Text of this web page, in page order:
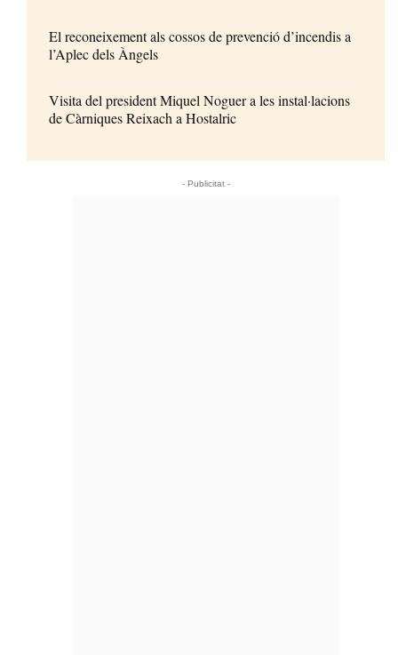
El reconeixement als cossos de prevenció d’incendis a
l’Aplec dels Àngels
Visita del president Miquel Noguer a les instal·lacions
de Càrniques Reixach a Hostalric
- Publicitat -